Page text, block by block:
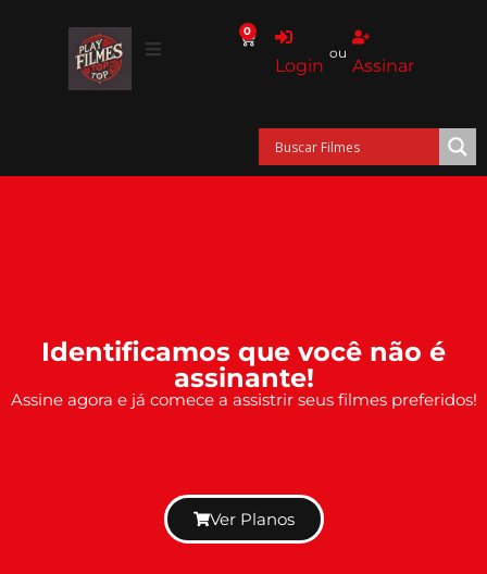
0
Login
ou
Assinar
Identificamos que você não é
assinante!
Assine agora e já comece a assistrir seus filmes preferidos!
Ver Planos